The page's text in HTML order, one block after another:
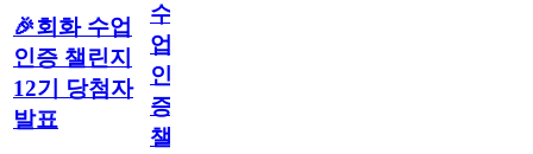
🎉회화 수업
인증 챌린지
12기 당첨자
발표
수
업
인
증
챌